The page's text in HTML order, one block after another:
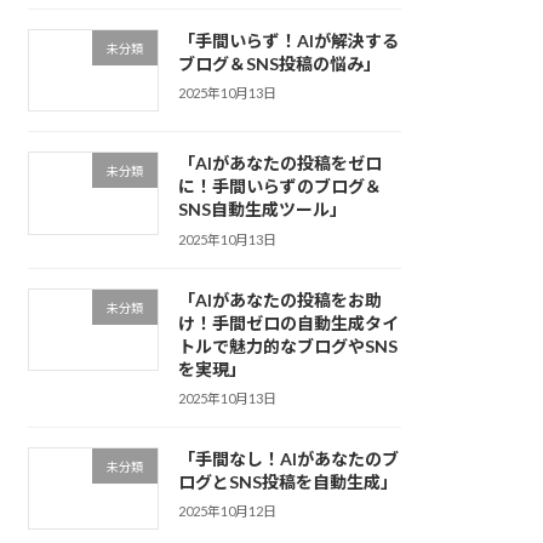
未分類
「手間いらず！AIが解決する
ブログ＆SNS投稿の悩み」
2025年10月13日
未分類
「AIがあなたの投稿をゼロ
に！手間いらずのブログ＆
SNS自動生成ツール」
2025年10月13日
未分類
「AIがあなたの投稿をお助
け！手間ゼロの自動生成タイ
トルで魅力的なブログやSNS
を実現」
2025年10月13日
未分類
「手間なし！AIがあなたのブ
ログとSNS投稿を自動生成」
2025年10月12日